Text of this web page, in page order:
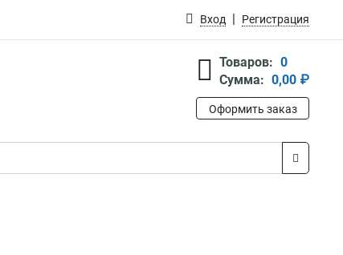
Вход Регистрация
Товаров: 0
Сумма: 0,00 ₽
Оформить заказ